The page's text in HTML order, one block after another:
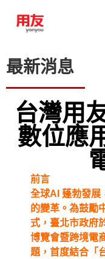
最新消息
台灣用
數位應
前言
全球AI 蓬勃發展
的變革。為鼓勵
式，臺北市政府
博覽會暨跨境電
題，首度結合「